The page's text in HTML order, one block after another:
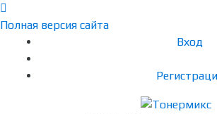
Полная версия сайта
Вход